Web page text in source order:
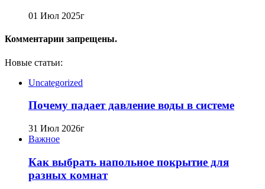
01 Июл 2025г
Комментарии запрещены.
Новые статьи:
Uncategorized
Почему падает давление воды в системе
31 Июл 2026г
Важное
Как выбрать напольное покрытие для
разных комнат